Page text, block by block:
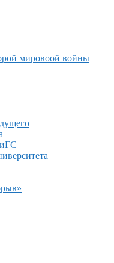
мировоой войны